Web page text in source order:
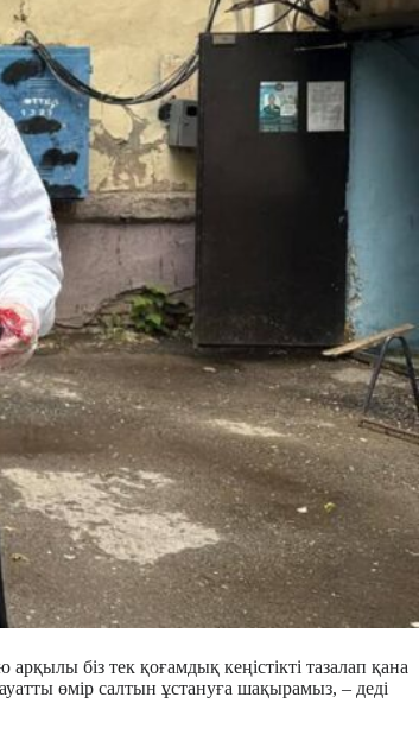
біз тек қоғамдық кеңістікті тазалап қана
өмір салтын ұстануға шақырамыз, – деді